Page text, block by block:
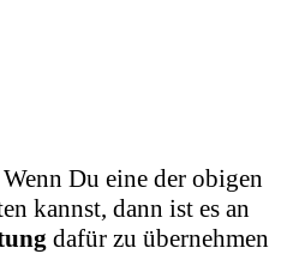
Du eine der obigen
kannst, dann ist es an
dafür zu übernehmen